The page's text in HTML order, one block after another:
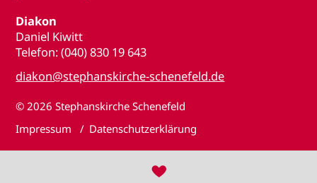
Diakon
Daniel Kiwitt
Telefon: (040) 830 19 643
diakon@stephanskirche-schenefeld.de
© 2026 Stephanskirche Schenefeld
Impressum
Datenschutzerklärung
♥